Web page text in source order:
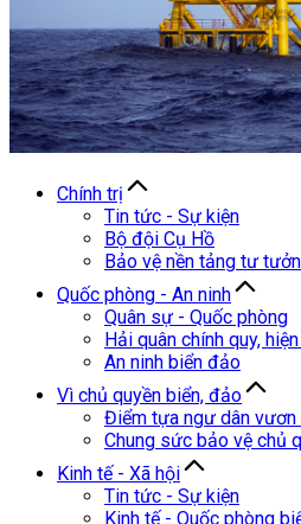
Chính trị
Tin tức - Sự kiện
Bộ đội Cụ Hồ
Bảo vệ nền tảng tư
Quốc phòng - An ninh
Quân sự - Quốc phòng
Hải quân chính quy,
An ninh biển đảo
Vì chủ quyền biển, đảo
Điểm tựa ngư dân vươn
Chung sức bảo vệ chủ
Kinh tế - Xã hội
Tin tức - Sự kiện
Kinh tế - Quốc phòng